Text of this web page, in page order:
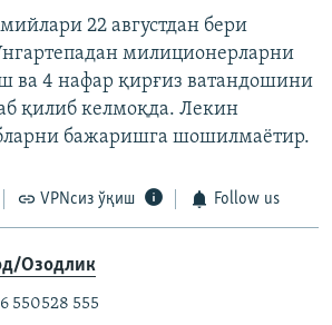
22 августдан бери
милиционерларни
ва 4 нафар қирғиз ватандошини
қилиб келмоқда. Лекин
бажаришга шошилмаётир.
VPNсиз ўқиш Follow us
Озодлик
550528 555